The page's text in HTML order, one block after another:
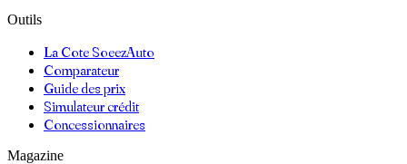
Outils
La Cote SoeezAuto
Comparateur
Guide des prix
Simulateur crédit
Concessionnaires
Magazine